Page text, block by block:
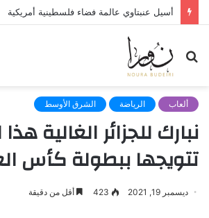
أسيل عنبتاوي عالمة فضاء فلسطينية أمريكية
بحث
عن
ألعاب الرياضة الشرق الأوسط
نبارك للجزائر الغالية
تتويجها ببطولة كأس
ديسمبر 19, 2021 423 أقل من دقيقة